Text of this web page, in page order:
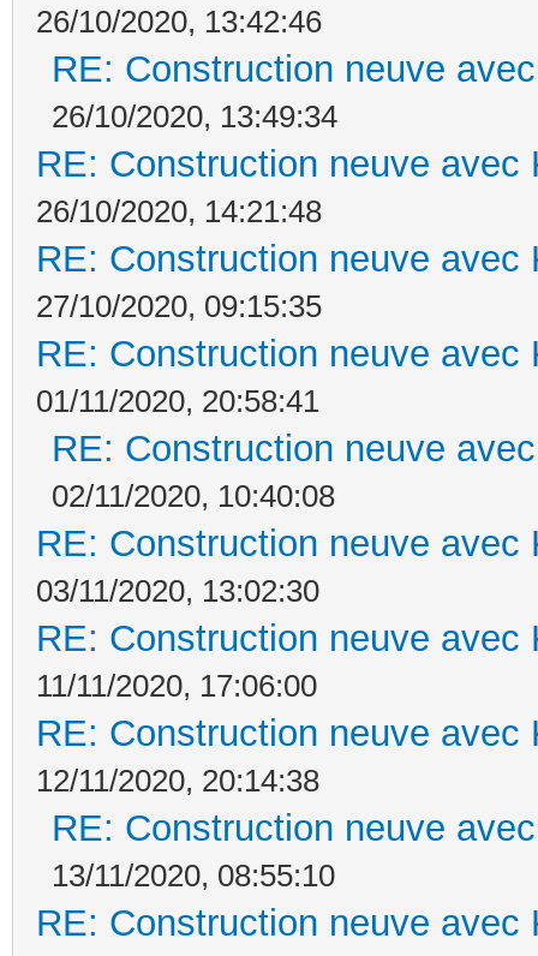
26/10/2020, 13:42:46
RE: Construction neuve
26/10/2020, 13:49:34
RE: Construction neuve avec
26/10/2020, 14:21:48
RE: Construction neuve avec
27/10/2020, 09:15:35
RE: Construction neuve avec
01/11/2020, 20:58:41
RE: Construction neuve
02/11/2020, 10:40:08
RE: Construction neuve avec
03/11/2020, 13:02:30
RE: Construction neuve avec
11/11/2020, 17:06:00
RE: Construction neuve avec
12/11/2020, 20:14:38
RE: Construction neuve
13/11/2020, 08:55:10
RE: Construction neuve avec